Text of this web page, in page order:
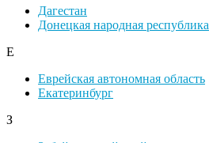
Дагестан
Донецкая народная республика
Е
Еврейская автономная область
Екатеринбург
З